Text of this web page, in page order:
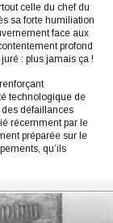
celle du chef du
sa forte humiliation
face aux
profond
: plus jamais ça !
technologique de
défaillances
récemment par le
préparée sur le
qu’ils